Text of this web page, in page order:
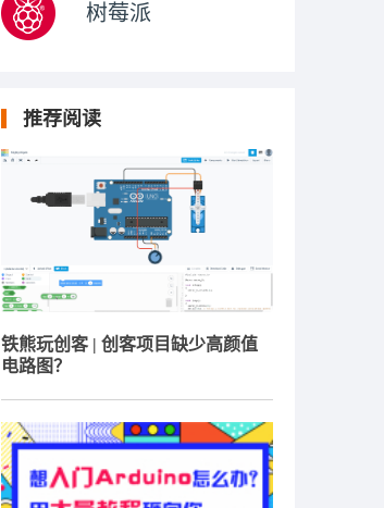
树莓派
推荐阅读
铁熊玩创客 | 创客项目缺少高颜值
电路图？